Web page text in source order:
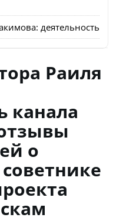
деятельность
Раиля
канала
о